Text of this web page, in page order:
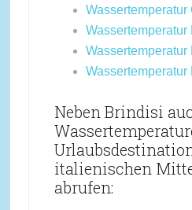
Wassertemperatur
Wassertemperatur
Wassertemperatur
Neben Brindisi
italienischen
abrufen: